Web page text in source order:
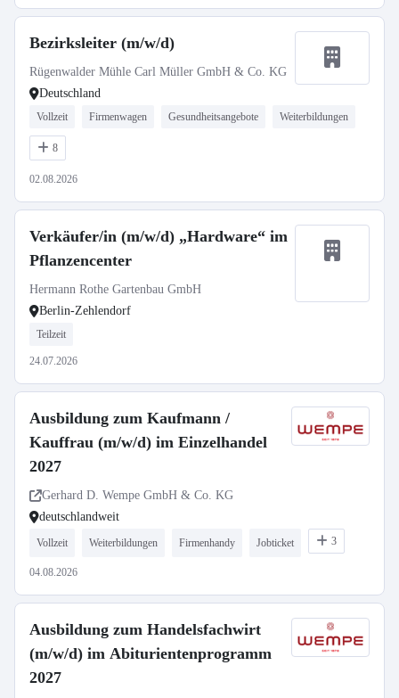
Bezirksleiter (m/w/d)
Rügenwalder Mühle Carl Müller GmbH & Co. KG
Deutschland
Vollzeit Firmenwagen Gesundheitsangebote Weiterbildungen
8
02.08.2026
Verkäufer/in (m/w/d) „Hardware“ im
Pflanzencenter
Hermann Rothe Gartenbau GmbH
Berlin-Zehlendorf
Teilzeit
24.07.2026
Ausbildung zum Kaufmann /
Kauffrau (m/w/d) im Einzelhandel
2027
Gerhard D. Wempe GmbH & Co. KG
deutschlandweit
Vollzeit Weiterbildungen Firmenhandy Jobticket 3
04.08.2026
Ausbildung zum Handelsfachwirt
(m/w/d) im Abiturientenprogramm
2027